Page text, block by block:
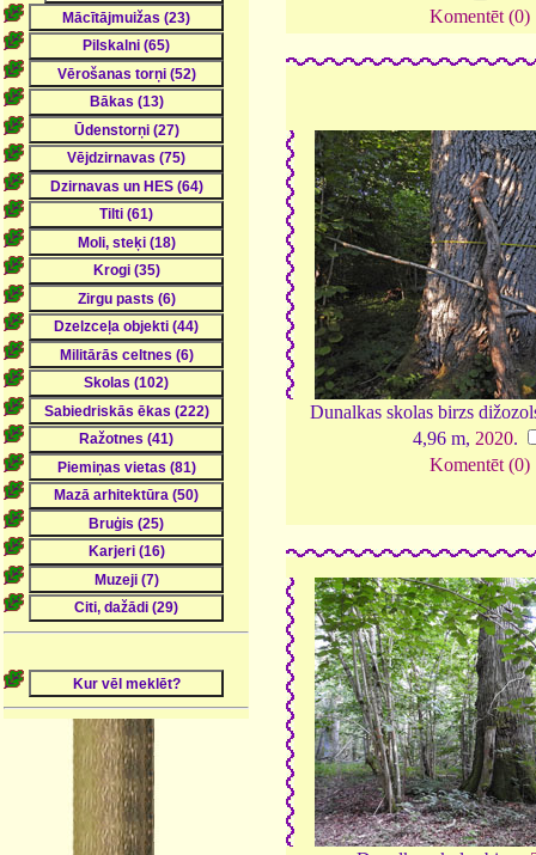
Komentēt (0)
Dunalkas skolas birzs
4,96 m, 2020.
Komentēt (0)